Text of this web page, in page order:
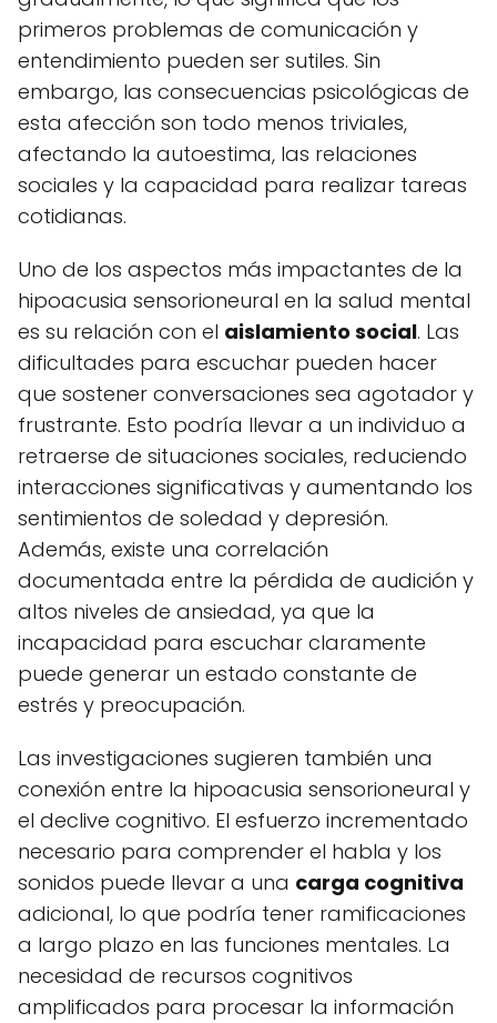
primeros problemas de comunicación y
entendimiento pueden ser sutiles. Sin
embargo, las consecuencias psicológicas de
esta afección son todo menos triviales,
afectando la autoestima, las relaciones
sociales y la capacidad para realizar tareas
cotidianas.
Uno de los aspectos más impactantes de la
hipoacusia sensorioneural en la salud mental
es su relación con el aislamiento social. Las
dificultades para escuchar pueden hacer
que sostener conversaciones sea agotador y
frustrante. Esto podría llevar a un individuo a
retraerse de situaciones sociales, reduciendo
interacciones significativas y aumentando los
sentimientos de soledad y depresión.
Además, existe una correlación
documentada entre la pérdida de audición y
altos niveles de ansiedad, ya que la
incapacidad para escuchar claramente
puede generar un estado constante de
estrés y preocupación.
Las investigaciones sugieren también una
conexión entre la hipoacusia sensorioneural y
el declive cognitivo. El esfuerzo incrementado
necesario para comprender el habla y los
sonidos puede llevar a una carga cognitiva
adicional, lo que podría tener ramificaciones
a largo plazo en las funciones mentales. La
necesidad de recursos cognitivos
amplificados para procesar la información